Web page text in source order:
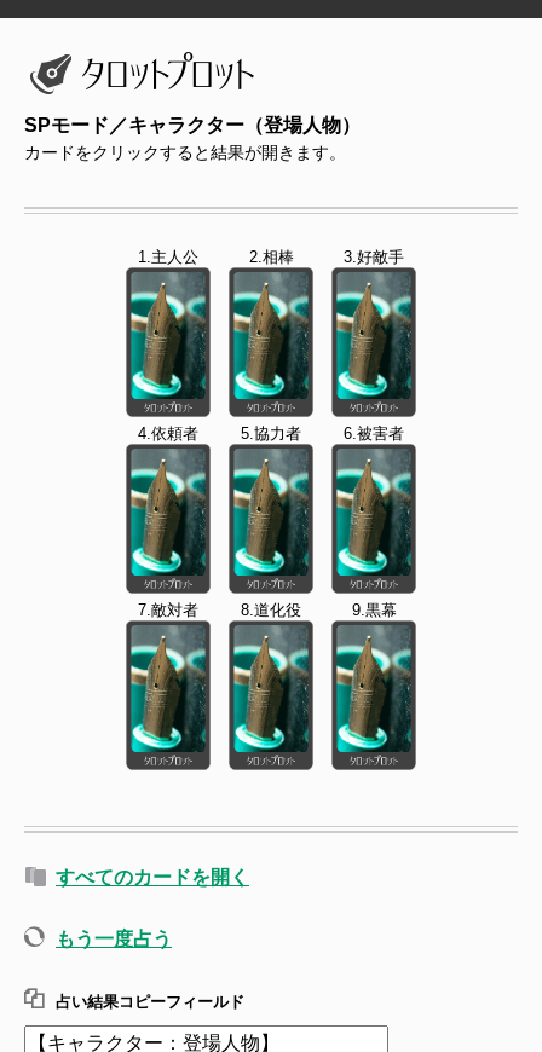
SPモード／キャラクター（登場人物）
カードをクリックすると結果が開きます。
1.主人公 2.相棒 3.好敵手
4.依頼者 5.協力者 6.被害者
7.敵対者 8.道化役 9.黒幕
すべてのカードを開く
もう一度占う
占い結果コピーフィールド